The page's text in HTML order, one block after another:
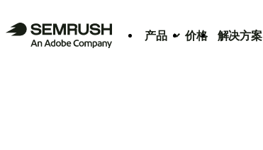
产品 价格 解决方案